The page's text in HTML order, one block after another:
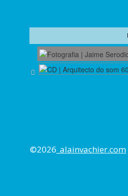
©2026_ alainvachier.com